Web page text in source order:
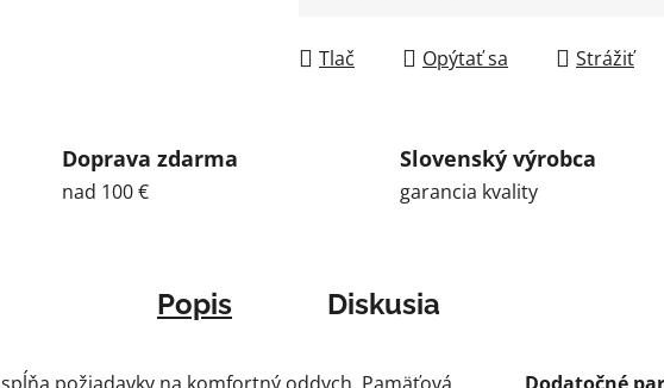
Tlač Opýtať sa Strážiť
Doprava zdarma
nad 100 €
Slovenský výrobca
garancia kvality
Popis Diskusia